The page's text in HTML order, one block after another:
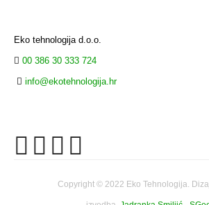
Eko tehnologija d.o.o.
00 386 30 333 724
info@ekotehnologija.hr
Copyright © 2022 Eko Tehnologija.